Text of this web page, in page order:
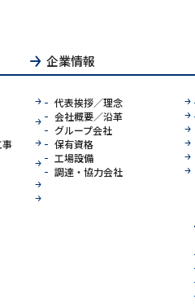
企業情報
代表挨拶／理念
会社概要／沿革
グループ会社
保有資格
工場設備
調達・ 協力会社